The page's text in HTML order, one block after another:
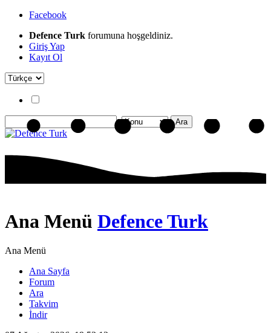
Facebook
Defence Turk forumuna hoşgeldiniz.
Giriş Yap
Kayıt Ol
Ana Menü Defence Turk
Ana Menü
Ana Sayfa
Forum
Ara
Takvim
İndir